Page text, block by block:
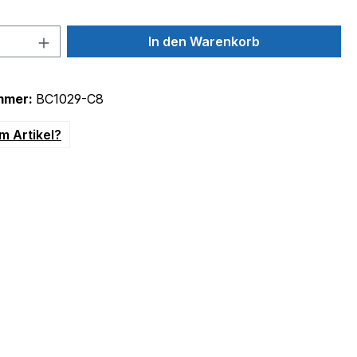
Anzahl: Gib den gewünschten Wert
In den Warenkorb
BC1029-C8
Artikel?
230V"